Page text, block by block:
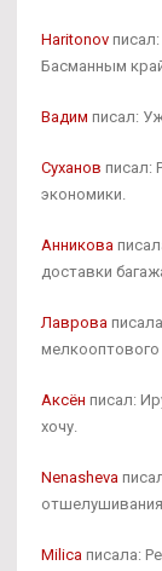
Haritonov
Басманным
Вадим писал:
Суханов писал:
экономики.
Анникова
доставки
Лаврова
Аксён писал:
хочу.
Nenasheva
Milica писала: